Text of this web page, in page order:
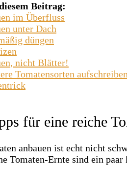
Beitrag:
im Überfluss
unter Dach
düngen
nicht Blätter!
Tomatensorten
für eine reiche
anbauen ist echt nicht
Tomaten-Ernte sind ein